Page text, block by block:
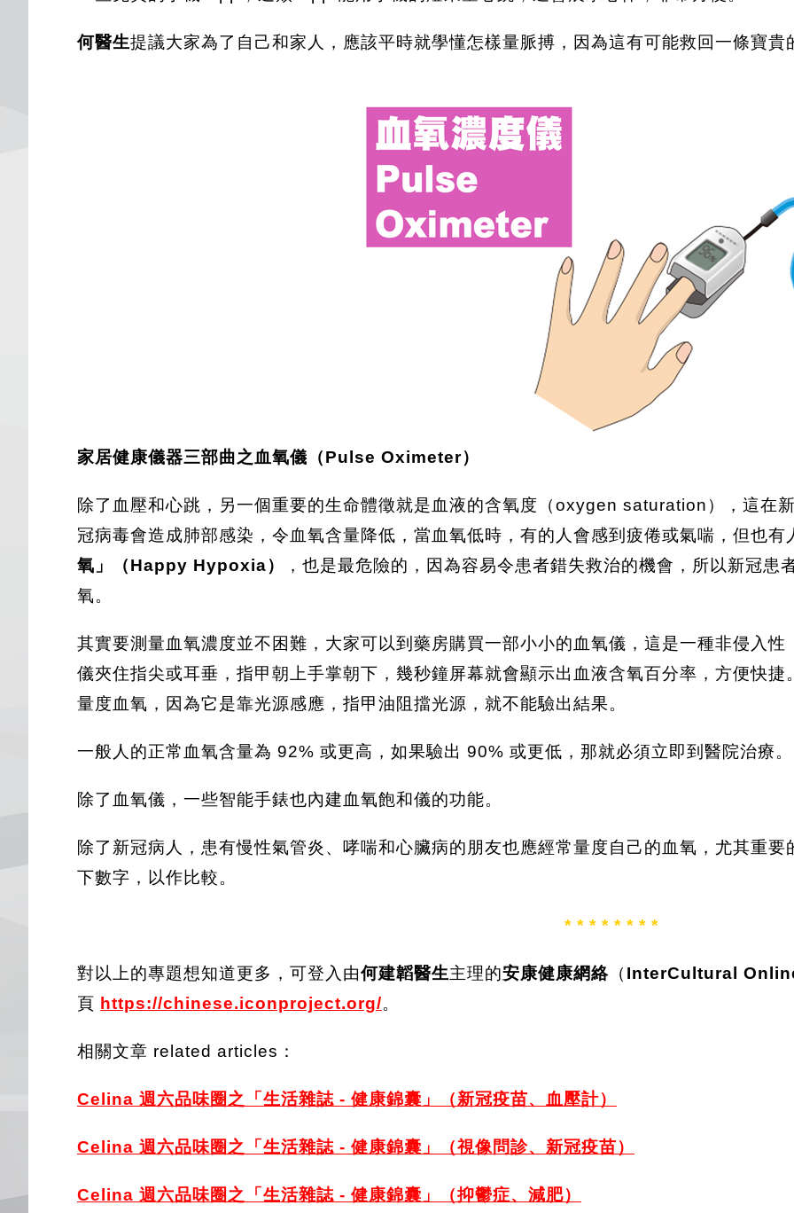
何醫生提議大家為了自己和家人，應該平時就學懂怎樣量脈搏，因為這有可能救回一條寶貴
家居健康儀器三部曲之血氧儀（Pulse Oximeter）
除了血壓和心跳，另一個重要的生命體徵就是血液的含氧度（oxygen saturation），這在
冠病毒會造成肺部感染，令血氧含量降低，當血氧低時，有的人會感到疲倦或氣喘，但也
氧」（Happy Hypoxia）
，也是最危險的，因為容易令患者錯失救治的機會，所以新冠
氧。
其實要測量血氧濃度並不困難，大家可以到藥房購買一部小小的血氧儀，這是一種非侵入
儀夾住指尖或耳垂，指甲朝上手掌朝下，幾秒鐘屏幕就會顯示出血液含氧百分率，方便快
量度血氧，因為它是靠光源感應，指甲油阻擋光源，就不能驗出結果。
一般人的正常血氧含量為 92% 或更高，如果驗出 90% 或更低，那就必須立即到醫院治療。
除了血氧儀，一些智能手錶也內建血氧飽和儀的功能。
除了新冠病人，患有慢性氣管炎、哮喘和心臟病的朋友也應經常量度自己的血氧，尤其重
下數字，以作比較。
* * * * * * * *
對以上的專題想知道更多，可登入由何建韜醫生主理的安康健康網絡 （ InterCultural
頁 https://chinese.iconproject.org/。
相關文章 related articles：
Celina 週六品味圈之「生活雜誌 - 健康錦囊」（新冠疫苗、血壓計）
Celina 週六品味圈之「生活雜誌 - 健康錦囊」（視像問診、新冠疫苗）
Celina 週六品味圈之「生活雜誌 - 健康錦囊」（抑鬱症、減肥）